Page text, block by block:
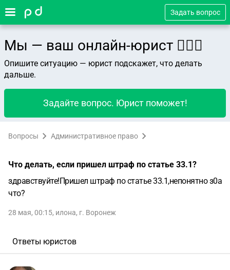
Задать вопрос
Мы — ваш онлайн-юрист 👨🏻‍⚖️
Опишите ситуацию — юрист подскажет, что делать
дальше.
Задайте вопрос. Юрист поможет!
Вопросы Административное право
Что делать, если пришел штраф по статье 33.1?
здравствуйте!Пришел штраф по статье 33.1,непонятно з0а
что?
28 мая, 00:15, илона, г. Воронеж
Ответы юристов